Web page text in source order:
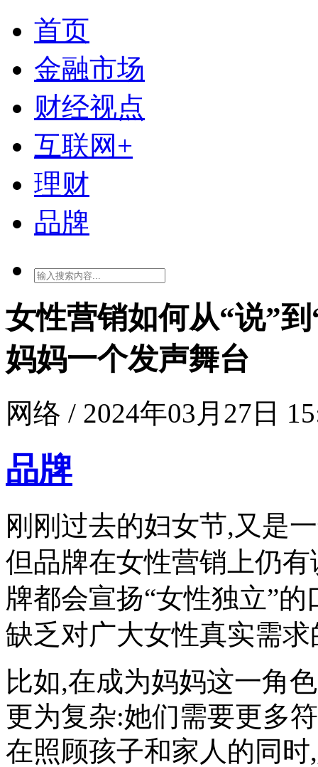
首页
金融市场
财经视点
互联网+
理财
品牌
女性营销如何从“说”
妈妈一个发声舞台
网络 / 2024年03月27日
品牌
刚刚过去的妇女节,又是
但品牌在女性营销上仍
牌都会宣扬“女性独立”
缺乏对广大女性真实需
比如,在成为妈妈这一角
更为复杂:她们需要更多
在照顾孩子和家人的同